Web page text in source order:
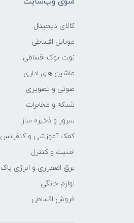
کالای دیجیتال
موبایل اقساطی
نوت بوک اقساطی
ماشین های اداری
صوتی و تصویری
شبکه و مخابرات
سرور و ذخیره ساز
کمک آموزشی و کنفرانس
امنیت و کنترل
برق اضطراری و انرژی پاک
لوازم خانگی
فروش اقساطی